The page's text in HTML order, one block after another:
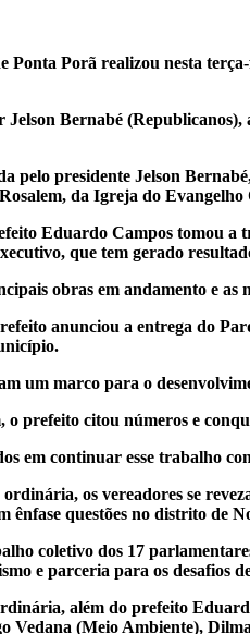
Ponta Porã realizou nesta
Bernabé (Republicanos),
pelo presidente Jelson
da Igreja do
Eduardo Campos tomou a
que tem gerado
obras em andamento e as
anunciou a entrega do
um marco para o
o prefeito citou números e
em continuar esse trabalho
ordinária, os vereadores se
ênfase questões no distrito de
coletivo dos 17
e parceria para os desafios
além do prefeito
Vedana (Meio Ambiente),